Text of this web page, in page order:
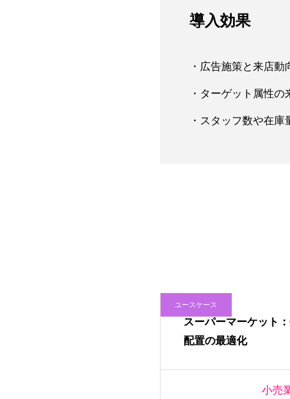
導入効果
・広告施策と来店
・ターゲット属性
・スタッフ数や在
ユースケース
スーパーマーケット
配置の最適化
小売